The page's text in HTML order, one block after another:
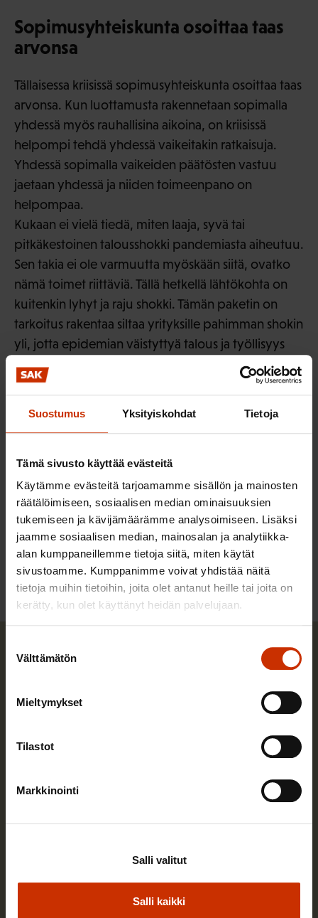
Suostumus Yksityiskohdat Tietoja
Tämä sivusto käyttää evästeitä
Käytämme evästeitä tarjoamamme sisällön ja mainosten
räätälöimiseen, sosiaalisen median ominaisuuksien
tukemiseen ja kävijämäärämme analysoimiseen. Lisäksi
jaamme sosiaalisen median, mainosalan ja analytiikka-
alan kumppaneillemme tietoja siitä, miten käytät
sivustoamme. Kumppanimme voivat yhdistää näitä
tietoja muihin tietoihin, joita olet antanut heille tai joita on
kerätty, kun olet käyttänyt heidän palvelujaan.
valinta
Välttämätön
Mieltymykset
Tilastot
Markkinointi
Salli kaikki
Salli valitut
Sopimusyhteiskunta osoittaa taas
arvonsa
Tällaisessa kriisissä sopimusyhteiskunta osoittaa taas
arvonsa. Kun luottamusta rakennetaan sopimalla
yhdessä myös rauhallisina aikoina, on kriisissä
helpompi tehdä yhdessä vaikeitakin ratkaisuja.
Yhdessä sopimalla vaikeiden päätösten vastuu
jaetaan yhdessä ja niiden toimeenpano on
helpompaa.
Kukaan ei vielä tiedä, miten laaja, syvä tai
pitkäkestoinen talousshokki pandemiasta aiheutuu.
Sen takia ei ole varmuutta myöskään siitä, ovatko
nämä toimet riittäviä. Tällä hetkellä lähtökohta on
kuitenkin lyhyt ja raju shokki. Tämän paketin on
tarkoitus rakentaa siltaa yrityksille pahimman shokin
yli, jotta epidemian väistyttyä talous ja työllisyys
elpyisi.
Lue myös:Työmarkkinajärjestöjen esitys maan
hallitukselle.
LÖYDÄ LISÄÄ TÄMÄNKALTAISTA SISÄLTÖÄ:
KORONAVIRUS SOPIMINEN TALOUS
TYÖLLISYYS
Ilkka Kaukoranta työskenteli SAK:n